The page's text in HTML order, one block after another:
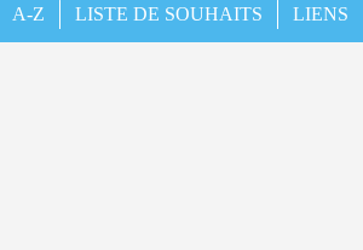
LIENS
LISTE DE SOUHAITS
A-Z